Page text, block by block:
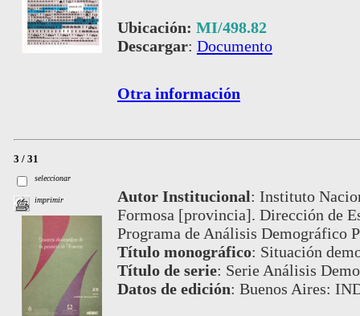
Ubicación: MI/498.82
Descargar: Documento
Otra información
3 / 31
seleccionar
imprimir Autor Institucional: Instituto
Formosa [provincia]. Dirección de
Programa de Análisis Demográfico
Título monográfico: Situación
Título de serie: Serie Análisis
Datos de edición: Buenos Aires: